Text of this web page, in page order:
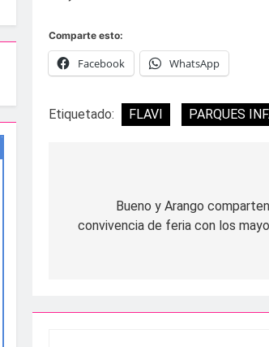
Comparte esto:
Facebook WhatsApp
Etiquetado: FLAVI PARQUES
Bueno y Arango
convivencia de feria con los